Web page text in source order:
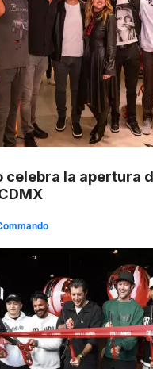
celebra la apertura